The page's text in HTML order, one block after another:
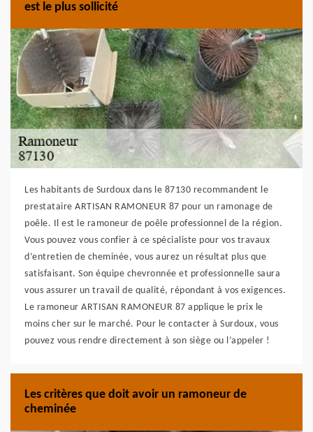
est le plus sollicité
Les habitants de Surdoux dans le 87130 recommandent le
prestataire ARTISAN RAMONEUR 87 pour un ramonage de
poêle. Il est le ramoneur de poêle professionnel de la région.
Vous pouvez vous confier à ce spécialiste pour vos travaux
d’entretien de cheminée, vous aurez un résultat plus que
satisfaisant. Son équipe chevronnée et professionnelle saura
vous assurer un travail de qualité, répondant à vos exigences.
Le ramoneur ARTISAN RAMONEUR 87 applique le prix le
moins cher sur le marché. Pour le contacter à Surdoux, vous
pouvez vous rendre directement à son siège ou l’appeler !
Les critères que doit avoir un ramoneur de
cheminée